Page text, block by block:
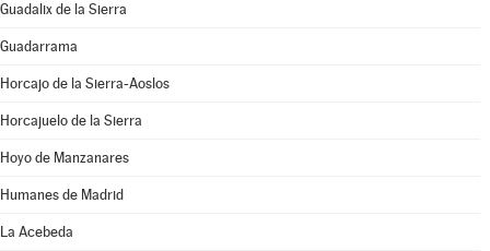
Guadalix de la Sierra
Guadarrama
Horcajo de la Sierra-Aoslos
Horcajuelo de la Sierra
Hoyo de Manzanares
Humanes de Madrid
La Acebeda